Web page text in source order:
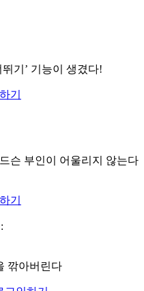
기’ 기능이 생겼다!
기
슨 부인이 어울리지 않는다
기
깎아버린다